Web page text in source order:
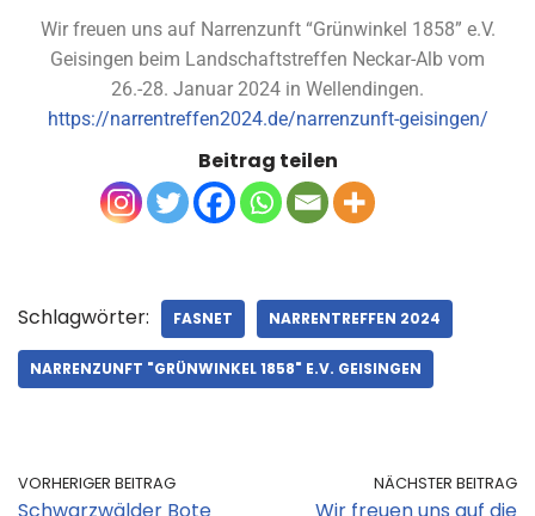
Wir freuen uns auf Narrenzunft “Grünwinkel 1858” e.V.
Geisingen beim Landschaftstreffen Neckar-Alb vom
26.-28. Januar 2024 in Wellendingen.
https://narrentreffen2024.de/narrenzunft-geisingen/
Beitrag teilen
Schlagwörter: FASNET NARRENTREFFEN 2024
NARRENZUNFT "GRÜNWINKEL 1858" E.V. GEISINGEN
VORHERIGER BEITRAG NÄCHSTER BEITRAG